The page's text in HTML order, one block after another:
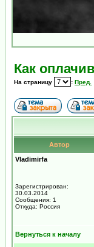
Как
На страницу : Пред.
Автор
Vladimirfa
Зарегистрирован:
30.03.2014
Сообщения: 1
Откуда: Россия
Вернуться к началу